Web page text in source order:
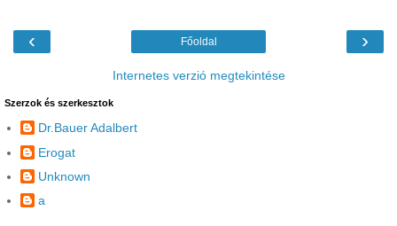
‹ ›
Főoldal
Internetes verzió megtekintése
Szerzok és szerkesztok
Dr.Bauer Adalbert
Erogat
Unknown
a